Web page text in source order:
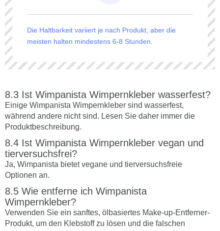
Die Haltbarkeit variiert je nach Produkt, aber die
meisten halten mindestens 6-8 Stunden.
Ist Wimpanista Wimpernkleber wasserfest?
Einige Wimpanista Wimpernkleber sind wasserfest,
während andere nicht sind. Lesen Sie daher immer die
Produktbeschreibung.
Ist Wimpanista Wimpernkleber vegan und
tierversuchsfrei?
Ja, Wimpanista bietet vegane und tierversuchsfreie
Optionen an.
Wie entferne ich Wimpanista
Wimpernkleber?
Verwenden Sie ein sanftes, ölbasiertes Make-up-Entferner-
Produkt, um den Klebstoff zu lösen und die falschen